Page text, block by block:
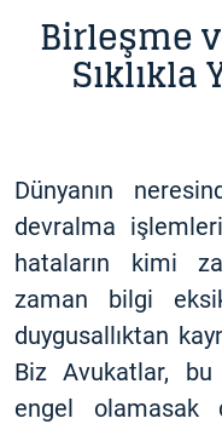
Birleşme
Sıklıkla
Dünyanın
devralma
hataların kimi
zaman bilgi
duygusallıktan
Biz Avukatlar,
engel olamasak